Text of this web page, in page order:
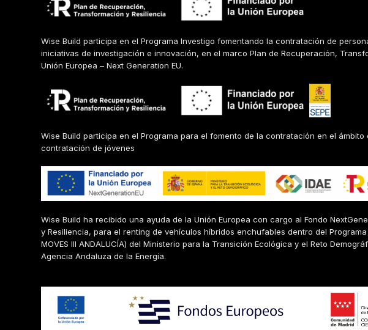
Wise Build participa en el Programa Investigo fomentando la contratación de
iniciativas de investigación e innovación, en el marco Plan de Recuperación,
Unión Europea – Next Generation EU.
Wise Build participa en el Programa para el fomento de la contratación en el
contratación de jóvenes
Wise Build ha recibido una ayuda de la Unión Europea con cargo al Fondo
y Resiliencia, para el renting de vehículos híbridos enchufables dentro del
MOVES III ANDALUCÍA) del Ministerio para la Transición Ecológica y el Reto
Agencia Andaluza de la Energía.